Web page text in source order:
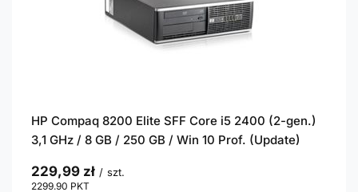
HP Compaq 8200 Elite SFF Core i5 2400 (2-gen.)
3,1 GHz / 8 GB / 250 GB / Win 10 Prof. (Update)
229,99 zł / szt.
2299.90 PKT